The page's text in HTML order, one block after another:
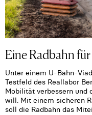
Eine Radbahn
Unter einem U-Bahn-
Testfeld des Reallabor
Mobilität verbessern und
will. Mit einem sicheren
soll die Radbahn das